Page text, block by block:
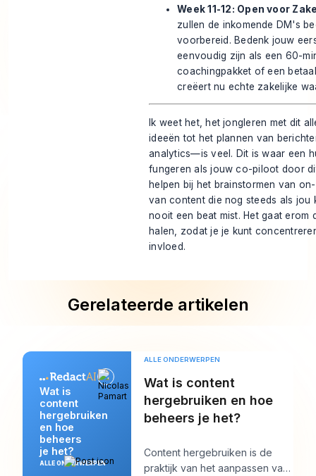
Week 11-12: Open voor
zullen de inkomende DM's
voorbereid. Bedenk jouw
eenvoudig zijn als een 60-
coachingpakket of een
creëert nu echte zakelijke
Ik weet het, het jongleren met dit
ideeën tot het plannen van
analytics—is veel. Dit is waar een
fungeren als jouw co-piloot door
helpen bij het brainstormen van
van content die nog steeds als jou
nooit een beat mist. Het gaat
halen, zodat je je kunt
invloed.
Gerelateerde artikelen
Wat is
content
hergebruiken
en hoe
beheers
je het?
ALLE ONDERWERPEN
ALLE ONDERWERPEN
Wat is content
hergebruiken en hoe
beheers je het?
Content hergebruiken is de
praktijk van het aanpassen van